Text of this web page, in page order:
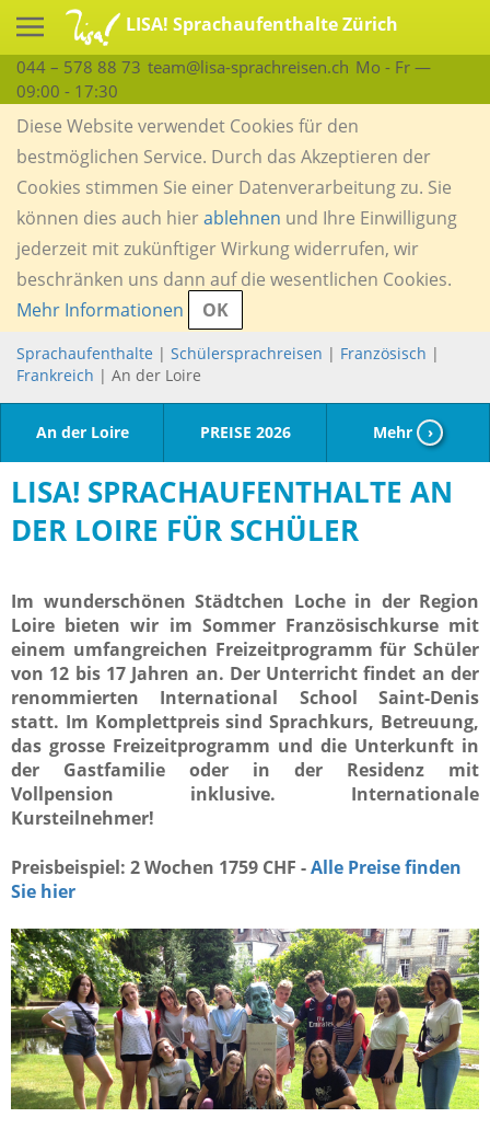
LISA! Sprachaufenthalte Zürich
044 – 578 88 73 team@lisa-sprachreisen.ch Mo - Fr —
09:00 - 17:30
Diese Website verwendet Cookies für den
bestmöglichen Service. Durch das Akzeptieren der
Cookies stimmen Sie einer Datenverarbeitung zu. Sie
können dies auch hierablehnen und Ihre Einwilligung
jederzeit mit zukünftiger Wirkung widerrufen, wir
beschränken uns dann auf die wesentlichen Cookies.
Mehr Informationen
OK
Sprachaufenthalte | Schülersprachreisen | Französisch |
Frankreich | An der Loire
An der Loire PREISE 2026 Mehr ›
LISA! SPRACHAUFENTHALTE AN
DER LOIRE FÜR SCHÜLER
Im wunderschönen Städtchen Loche in der Region
Loire bieten wir im Sommer Französischkurse mit
einem umfangreichen Freizeitprogramm für Schüler
von 12 bis 17 Jahren an. Der Unterricht findet an der
renommierten International School Saint-Denis
statt. Im Komplettpreis sind Sprachkurs, Betreuung,
das grosse Freizeitprogramm und die Unterkunft in
der Gastfamilie oder in der Residenz mit
Vollpension inklusive. Internationale
Kursteilnehmer!
Preisbeispiel: 2 Wochen 1759 CHF -Alle Preise finden
Sie hier